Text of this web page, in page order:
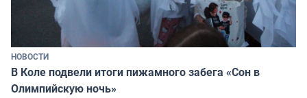
НОВОСТИ
В Коле подвели итоги пижамного забега «Сон в
Олимпийскую ночь»